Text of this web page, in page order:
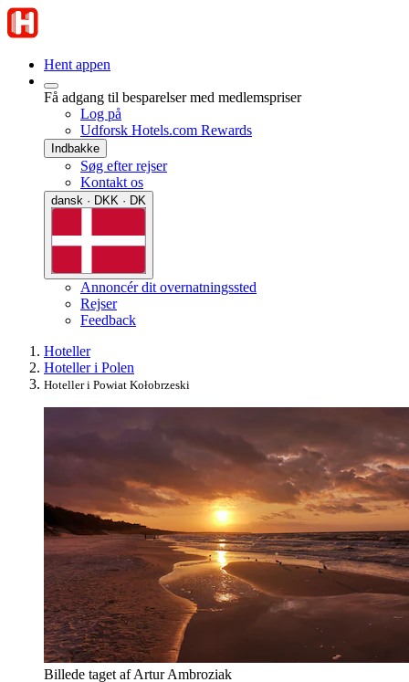
Hent appen
Få adgang til besparelser med medlemspriser
Log på
Udforsk Hotels.com Rewards
Indbakke
Søg efter rejser
Kontakt os
dansk · DKK · DK
Annoncér dit overnatningssted
Rejser
Feedback
Hoteller
Hoteller i Polen
Hoteller i Powiat Kołobrzeski
Billede taget af Artur Ambroziak